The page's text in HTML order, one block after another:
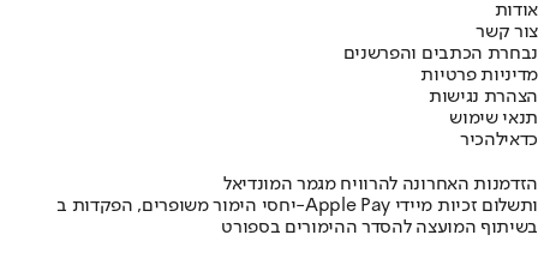
אודות
צור קשר
נבחרת הכתבים והפרשנים
מדיניות פרטיות
הצהרת נגישות
תנאי שימוש
כדאילהכיר
הזדמנות האחרונה להרוויח מגמר המונדיאל
יחסי הימור משופרים, הפקדות ב-Apple Pay ותשלום זכיות מיידי
בשיתוף המועצה להסדר ההימורים בספורט